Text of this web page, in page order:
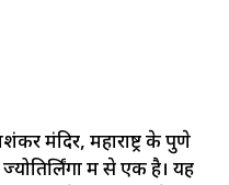
मंदिर, महाराष्ट्र के पुणे
में से एक है। यह